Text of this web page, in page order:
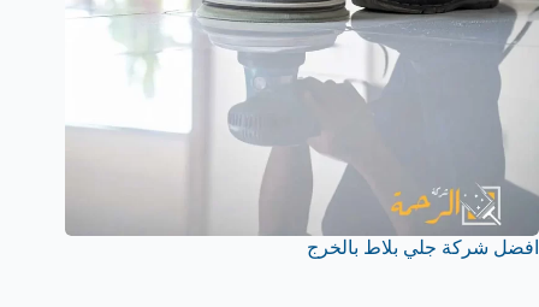
افضل شركة جلي بلاط بالخرج